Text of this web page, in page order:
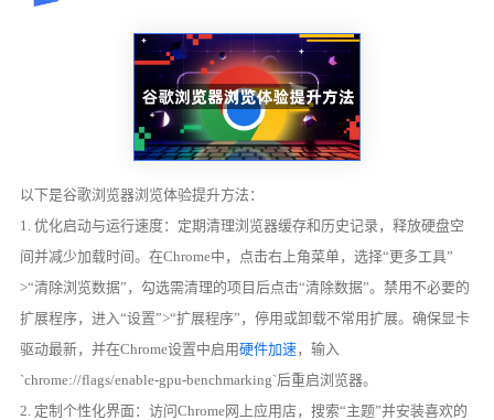
以下是谷歌浏览器浏览体验提升方法：
1. 优化启动与运行速度：定期清理浏览器缓存和历史记录，释放硬盘空
间并减少加载时间。在Chrome中，点击右上角菜单，选择“更多工具”
>“清除浏览数据”，勾选需清理的项目后点击“清除数据”。禁用不必要的
扩展程序，进入“设置”>“扩展程序”，停用或卸载不常用扩展。确保显卡
驱动最新，并在Chrome设置中启用硬件加速，输入
`chrome://flags/enable-gpu-benchmarking`后重启浏览器。
2. 定制个性化界面：访问Chrome网上应用店，搜索“主题”并安装喜欢的